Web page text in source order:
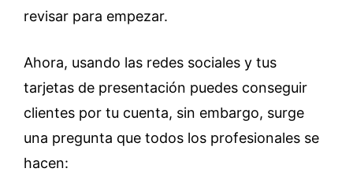
revisar para empezar.
Ahora, usando las redes sociales y tus
tarjetas de presentación puedes conseguir
clientes por tu cuenta, sin embargo, surge
una pregunta que todos los profesionales se
hacen: